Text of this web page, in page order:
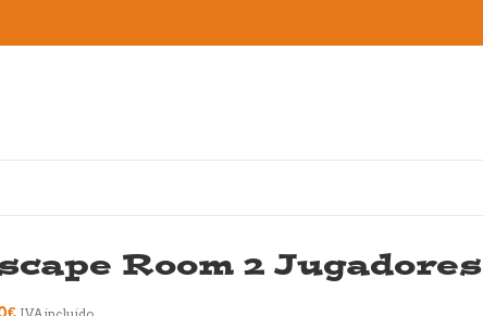
Room 2 Jugadores